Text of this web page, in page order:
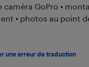
GoPro •
• photos au point
une erreur de traduction